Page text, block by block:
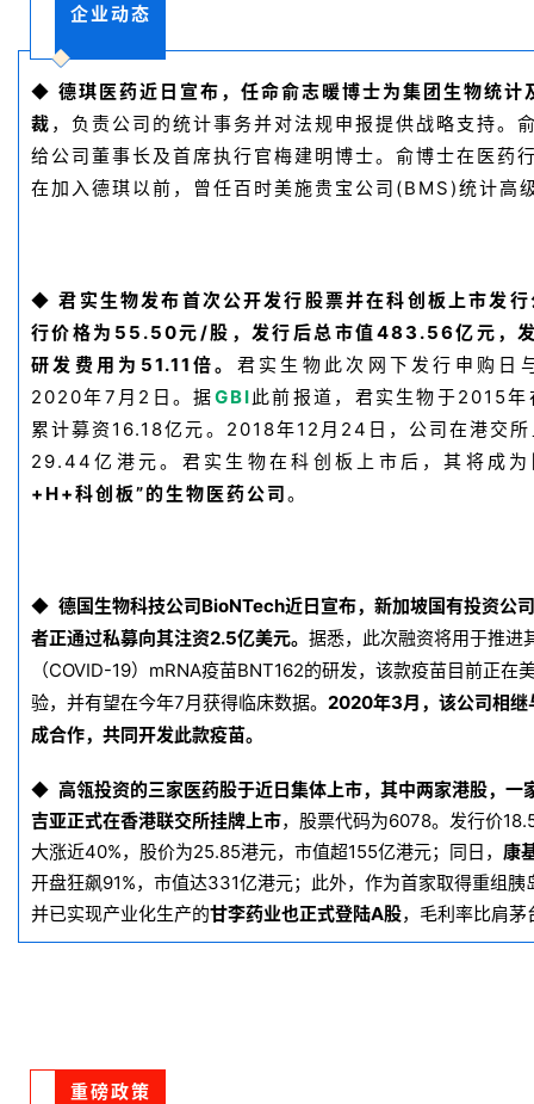
首
页
资
讯
专
区
精
彩
活
D
投
融
药
企业动态
◆ 德琪医药近日宣布，任命俞志暖博士为集团生物统计
裁 ，负责公司的统计事务并对法规申报提供战略支持。
给公司董事长及首席执行官梅建明博士。俞博士在医药
在加入德琪以前，曾任百时美施贵宝公司(BMS)统计高
◆ 君实生物发布首次公开发行股票并在科创板上市发
行价格为55.50元/股，发行后总市值483.56亿元，
研发费用为51.11倍。 君实生物此次网下发行申购日
2020年7月2日。据GBI此前报道，君实生物于2015
累计募资16.18亿元。2018年12月24日，公司在港交
29.44亿港元。君实生物在科创板上市后，其将成为
+H+科创板”的生物医药公司。
◆ 德国生物科技公司BioNTech近日宣布，新加坡国有投资公
者正通过私募向其注资2.5亿美元。 据悉，此次融资将用于推进
（COVID-19）mRNA疫苗BNT162的研发，该款疫苗目前正在
验，并有望在今年7月获得临床数据。 2020年3月，该公司相继
成合作，共同开发此款疫苗。
◆ 高瓴投资的三家医药股于近日集体上市，其中两家港股，一
吉亚正式在香港联交所挂牌上市，股票代码为6078。发行价
大涨近40%，股价为25.85港元，市值超155亿港元；同日， 康
开盘狂飙91%，市值达331亿港元；此外，作为首家取得重组胰
并已实现产业化生产的甘李药业也正式登陆A股，毛利率比肩茅
重磅政策